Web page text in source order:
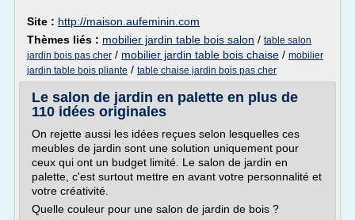
Site : http://maison.aufeminin.com
Thèmes liés : mobilier jardin table bois salon / table salon
jardin bois pas cher / mobilier jardin table bois chaise / mobilier
jardin table bois pliante / table chaise jardin bois pas cher
Le salon de jardin en palette en plus de
110 idées originales
On rejette aussi les idées reçues selon lesquelles ces
meubles de jardin sont une solution uniquement pour
ceux qui ont un budget limité. Le salon de jardin en
palette, c'est surtout mettre en avant votre personnalité et
votre créativité.
Quelle couleur pour une salon de jardin de bois ?